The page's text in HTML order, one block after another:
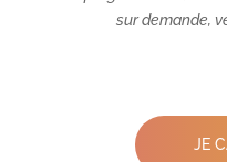
sur demande,
JE